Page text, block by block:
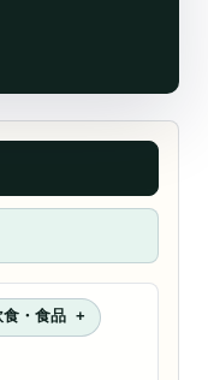
食・食品